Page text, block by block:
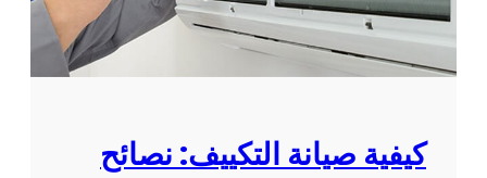
ا
ل
د
و
ة
ل
كيفية صيانة التكييف: نصائح